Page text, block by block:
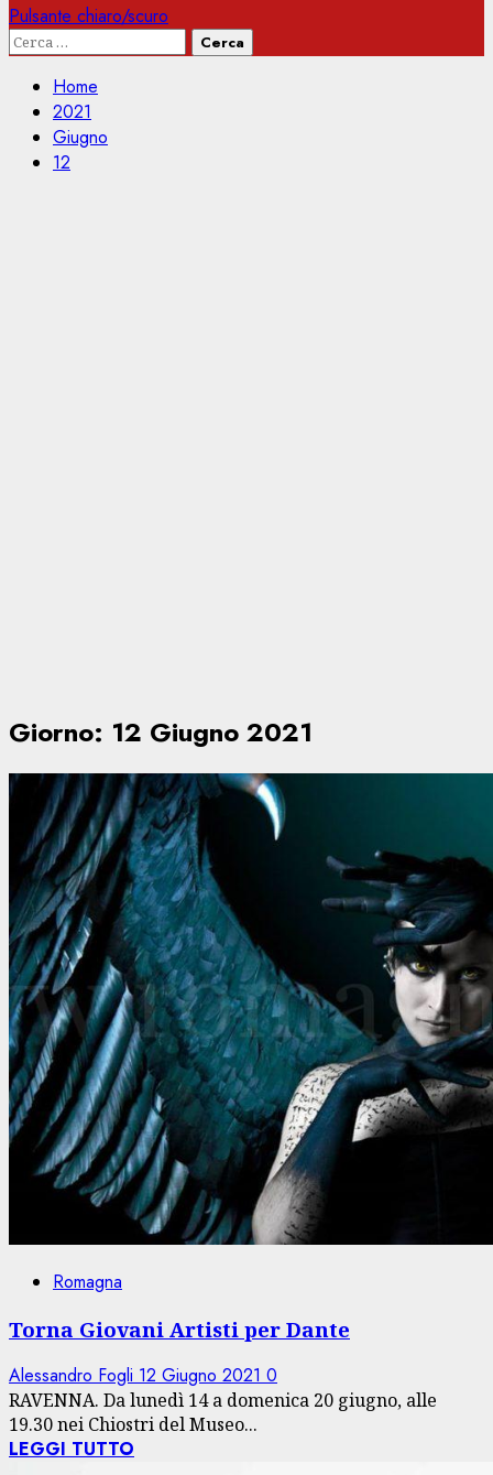
Pulsante chiaro/scuro
Ricerca
Home
2021
Giugno
12
Giorno: 12 Giugno 2021
Romagna
Torna Giovani Artisti per Dante
Alessandro Fogli 12 Giugno 2021 0
RAVENNA. Da lunedì 14 a domenica 20 giugno, alle
19.30 nei Chiostri del Museo...
LEGGI TUTTO